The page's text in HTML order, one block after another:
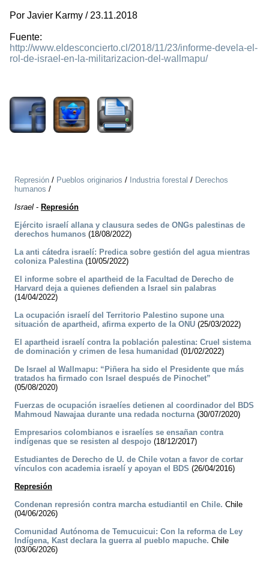
Por Javier Karmy / 23.11.2018
Fuente:
http://www.eldesconcierto.cl/2018/11/23/informe-devela-el-
rol-de-israel-en-la-militarizacion-del-wallmapu/
Represión / Pueblos originarios / Industria forestal / Derechos
humanos /
Israel - Represión
Ejército israelí allana y clausura sedes de ONGs palestinas de
derechos humanos (18/08/2022)
La anti cátedra israelí: Predica sobre gestión del agua mientras
coloniza Palestina(10/05/2022)
El informe sobre el apartheid de la Facultad de Derecho de
Harvard deja a quienes defienden a Israel sin palabras
(14/04/2022)
La ocupación israelí del Territorio Palestino supone una
situación de apartheid, afirma experto de la ONU (25/03/2022)
El apartheid israelí contra la población palestina: Cruel sistema
de dominación y crimen de lesa humanidad (01/02/2022)
De Israel al Wallmapu: “Piñera ha sido el Presidente que más
tratados ha firmado con Israel después de Pinochet”
(05/08/2020)
Fuerzas de ocupación israelíes detienen al coordinador del BDS
Mahmoud Nawajaa durante una redada nocturna(30/07/2020)
Empresarios colombianos e israelíes se ensañan contra
indígenas que se resisten al despojo (18/12/2017)
Estudiantes de Derecho de U. de Chile votan a favor de cortar
vínculos con academia israelí y apoyan el BDS (26/04/2016)
Represión
Condenan represión contra marcha estudiantil en Chile. Chile
(04/06/2026)
Comunidad Autónoma de Temucuicui: Con la reforma de Ley
Indígena, Kast declara la guerra al pueblo mapuche. Chile
(03/06/2026)